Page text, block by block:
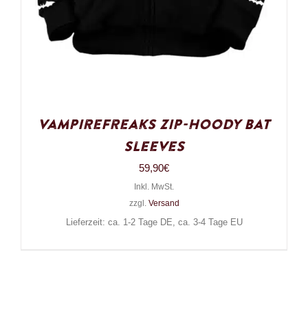
VampireFreaks Zip-Hoody Bat
Sleeves
59,90€
Inkl. MwSt.
zzgl. Versand
Lieferzeit: ca. 1-2 Tage DE, ca. 3-4 Tage EU